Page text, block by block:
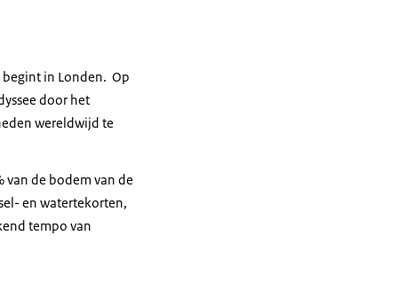
begint in Londen. Op
door het
wereldwijd te
van de bodem van de
en watertekorten,
tempo van